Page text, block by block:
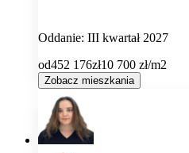
Oddanie: III kwartał 2027
od452 176zł10 700 zł/m2
Zobacz mieszkania